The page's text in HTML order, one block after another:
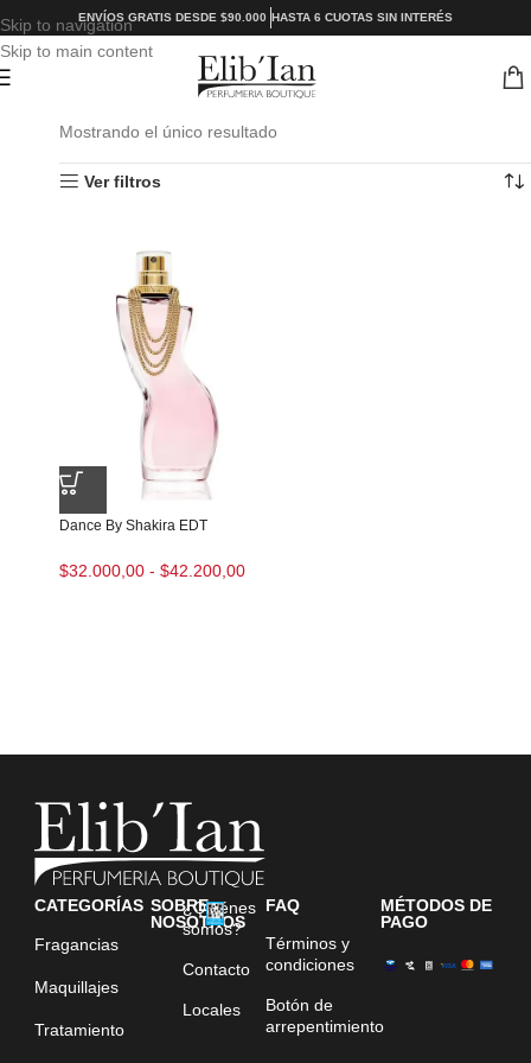
Skip to navigation
Skip to main content
ENVÍOS GRATIS DESDE $90.000 HASTA 6 CUOTAS SIN INTERÉS
Mostrando el único resultado
Ver filtros
Dance By Shakira EDT
$32.000,00 - $42.200,00
CATEGORÍAS
Fragancias
Maquillajes
Tratamiento
SOBRE
NOSOTROS
¿Quiénes
somos?
Contacto
Locales
FAQ
Términos y
condiciones
Botón de
arrepentimiento
MÉTODOS DE
PAGO